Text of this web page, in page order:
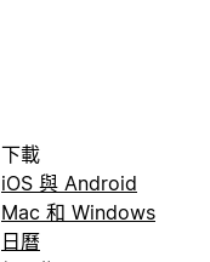
下載
iOS 與 Android
Mac 和 Windows
日曆